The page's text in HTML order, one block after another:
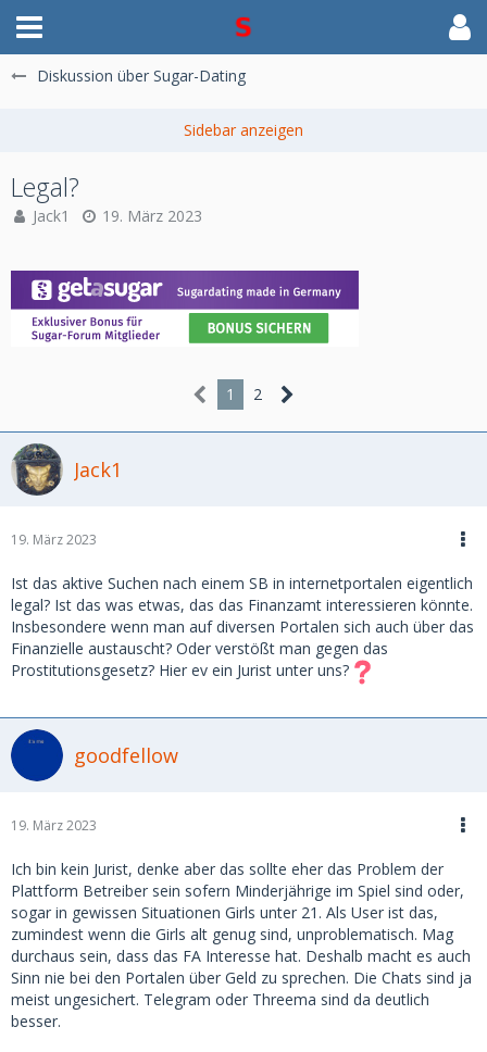
Diskussion über Sugar-Dating
Legal?
Jack1 19. März 2023
1 2
Jack1
19. März 2023
Ist das aktive Suchen nach einem SB in internetportalen eigentlich
legal? Ist das was etwas, das das Finanzamt interessieren könnte.
Insbesondere wenn man auf diversen Portalen sich auch über das
Finanzielle austauscht? Oder verstößt man gegen das
Prostitutionsgesetz? Hier ev ein Jurist unter uns?
goodfellow
19. März 2023
Ich bin kein Jurist, denke aber das sollte eher das Problem der
Plattform Betreiber sein sofern Minderjährige im Spiel sind oder,
sogar in gewissen Situationen Girls unter 21. Als User ist das,
zumindest wenn die Girls alt genug sind, unproblematisch. Mag
durchaus sein, dass das FA Interesse hat. Deshalb macht es auch
Sinn nie bei den Portalen über Geld zu sprechen. Die Chats sind ja
meist ungesichert. Telegram oder Threema sind da deutlich
besser.